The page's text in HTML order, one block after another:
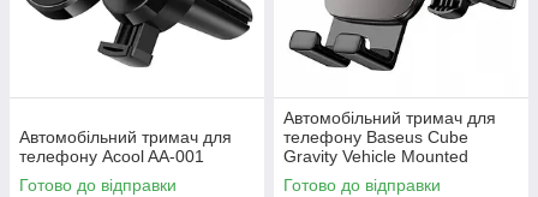
Автомобільний тримач для
телефону Acool AA-001
Готово до відправки
Автомобільний тримач для
телефону Baseus Cube
Gravity Vehicle Mounted
Чорний (SUYL-FK01)
Готово до відправки